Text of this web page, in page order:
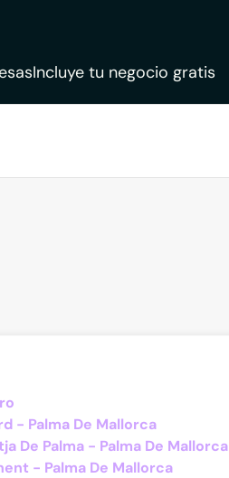
Incluye tu negocio gratis
- Palma De Mallorca
De Palma - Palma De Mallorca
- Palma De Mallorca